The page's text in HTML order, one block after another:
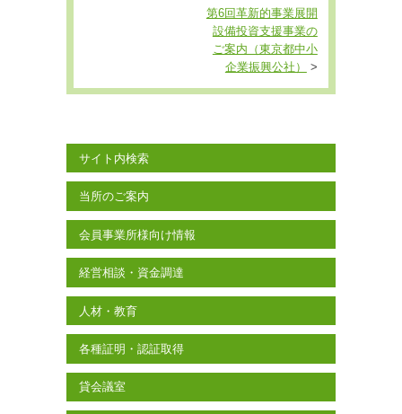
第6回革新的事業展開
設備投資支援事業の
ご案内（東京都中小
企業振興公社）
>
サイト内検索
当所のご案内
会員事業所様向け情報
経営相談・資金調達
人材・教育
各種証明・認証取得
貸会議室